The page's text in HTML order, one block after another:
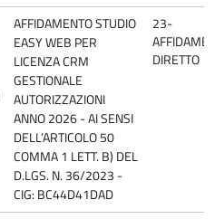
AFFIDAMENTO STUDIO
EASY WEB PER
LICENZA CRM
GESTIONALE
AUTORIZZAZIONI
ANNO 2026 - AI SENSI
DELL’ARTICOLO 50
COMMA 1 LETT. B) DEL
D.LGS. N. 36/2023 -
CIG: BC44D41DAD
23-
DIRETTO